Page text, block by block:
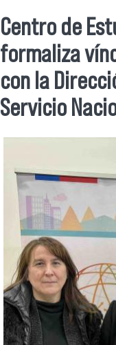
Se
Centro de
formaliza
con la
Servicio